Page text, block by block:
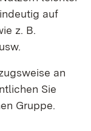
auf
z. B.
an
Sie
Gruppe.